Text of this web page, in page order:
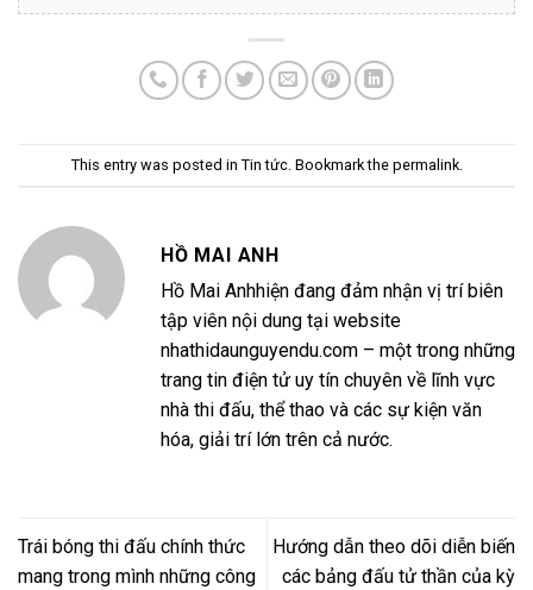
This entry was posted in Tin tức. Bookmark the permalink.
HỒ MAI ANH
Hồ Mai Anhhiện đang đảm nhận vị trí biên
tập viên nội dung tại website
nhathidaunguyendu.com – một trong những
trang tin điện tử uy tín chuyên về lĩnh vực
nhà thi đấu, thể thao và các sự kiện văn
hóa, giải trí lớn trên cả nước.
Trái bóng thi đấu chính thức
mang trong mình những công
Hướng dẫn theo dõi diễn biến
các bảng đấu tử thần của kỳ